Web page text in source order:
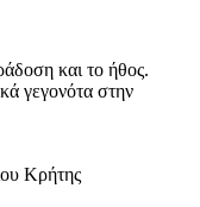
και το ήθος.
γεγονότα στην
Κρήτης